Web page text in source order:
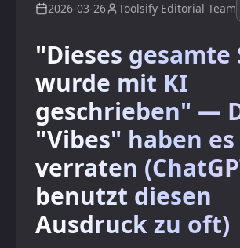
2026-03-26 Toolsify Editorial Team
"Dieses
wurde mit KI
geschrieben" —
"Vibes" haben es
verraten
benutzt diesen
Ausdruck zu oft)